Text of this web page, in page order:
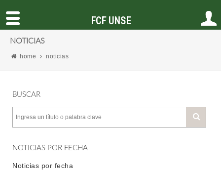
NOTICIAS
home noticias
BUSCAR
NOTICIAS POR FECHA
Noticias por fecha
FCF UNSE